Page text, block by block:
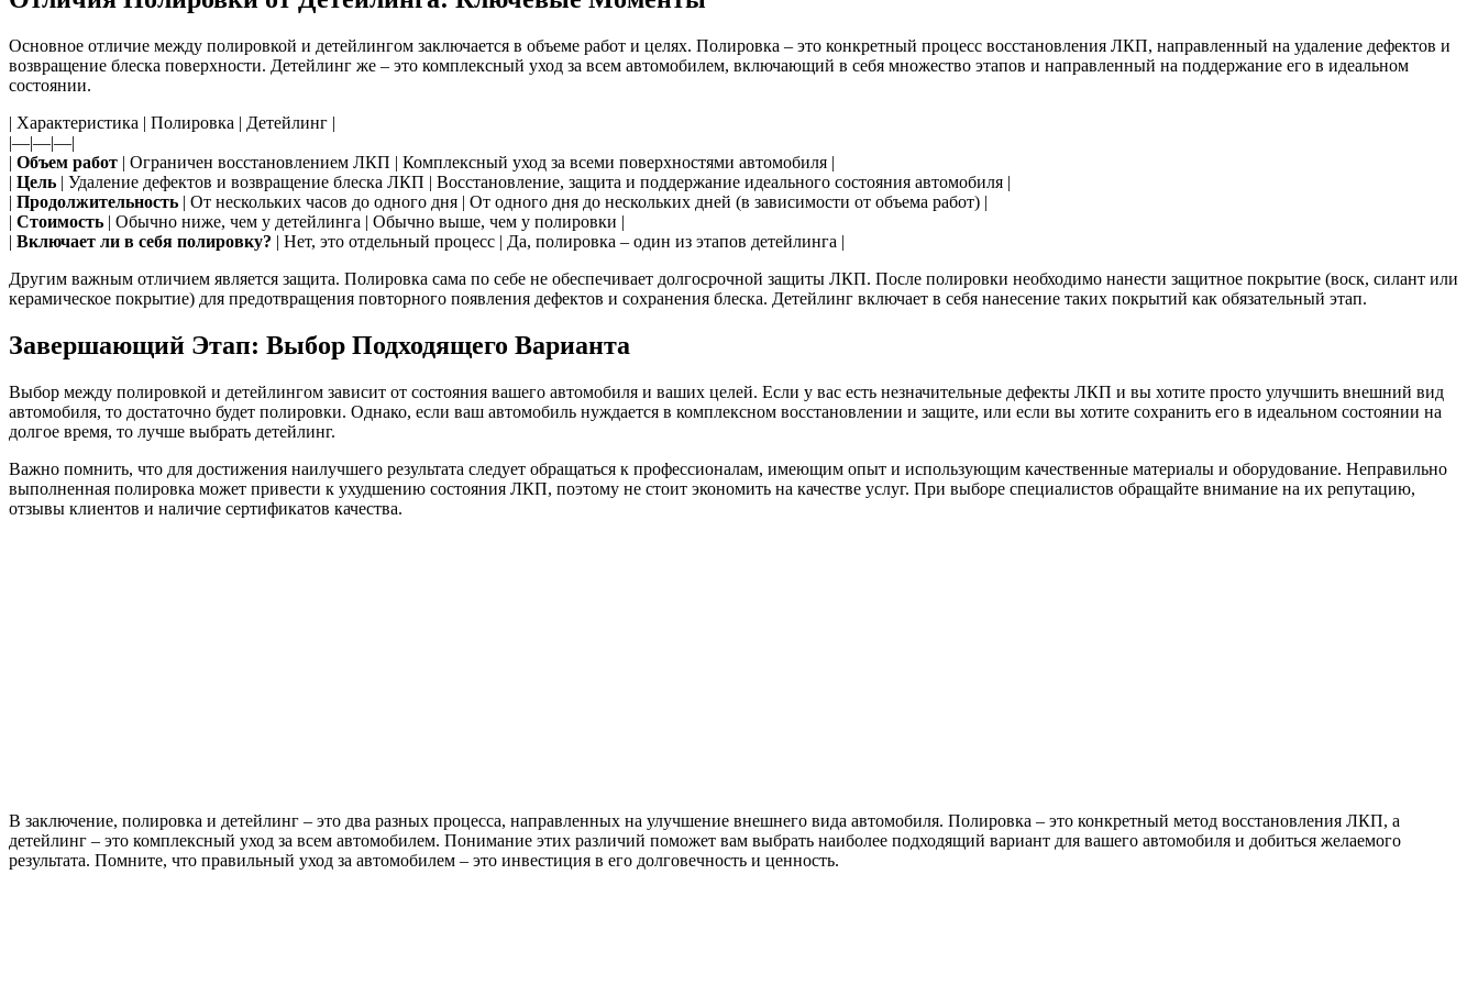
Основное отличие между полировкой и детейлингом заключается в объеме работ и целях. Полировка – это конкретный процесс восстановления ЛКП, направленный на удаление дефектов и
возвращение блеска поверхности. Детейлинг же – это комплексный уход за всем автомобилем, включающий в себя множество этапов и направленный на поддержание его в идеальном
состоянии.
| Характеристика | Полировка | Детейлинг |
|—|—|—|
| Объем работ | Ограничен восстановлением ЛКП | Комплексный уход за всеми поверхностями автомобиля |
| Цель | Удаление дефектов и возвращение блеска ЛКП | Восстановление, защита и поддержание идеального состояния автомобиля |
| Продолжительность | От нескольких часов до одного дня | От одного дня до нескольких дней (в зависимости от объема работ) |
| Стоимость | Обычно ниже, чем у детейлинга | Обычно выше, чем у полировки |
| Включает ли в себя полировку? | Нет, это отдельный процесс | Да, полировка – один из этапов детейлинга |
Другим важным отличием является защита. Полировка сама по себе не обеспечивает долгосрочной защиты ЛКП. После полировки необходимо нанести защитное покрытие (воск, силант или
керамическое покрытие) для предотвращения повторного появления дефектов и сохранения блеска. Детейлинг включает в себя нанесение таких покрытий как обязательный этап.
Завершающий Этап: Выбор Подходящего Варианта
Выбор между полировкой и детейлингом зависит от состояния вашего автомобиля и ваших целей. Если у вас есть незначительные дефекты ЛКП и вы хотите просто улучшить внешний вид
автомобиля, то достаточно будет полировки. Однако, если ваш автомобиль нуждается в комплексном восстановлении и защите, или если вы хотите сохранить его в идеальном состоянии на
долгое время, то лучше выбрать детейлинг.
Важно помнить, что для достижения наилучшего результата следует обращаться к профессионалам, имеющим опыт и использующим качественные материалы и оборудование. Неправильно
выполненная полировка может привести к ухудшению состояния ЛКП, поэтому не стоит экономить на качестве услуг. При выборе специалистов обращайте внимание на их репутацию,
отзывы клиентов и наличие сертификатов качества.
В заключение, полировка и детейлинг – это два разных процесса, направленных на улучшение внешнего вида автомобиля. Полировка – это конкретный метод восстановления ЛКП, а
детейлинг – это комплексный уход за всем автомобилем. Понимание этих различий поможет вам выбрать наиболее подходящий вариант для вашего автомобиля и добиться желаемого
результата. Помните, что правильный уход за автомобилем – это инвестиция в его долговечность и ценность.